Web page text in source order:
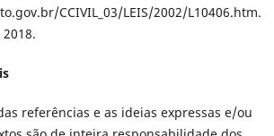
CCIVIL_03/LEIS/2002/L10406.htm.
referências e as ideias expressas e/ou